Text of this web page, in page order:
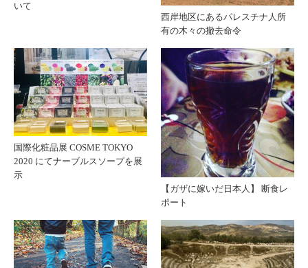
いて
西岸地区にあるパレスチナ人所
有の木々の撤去命令
国際化粧品展 COSME TOKYO
2020 にてナーブルスソープを展
示
【ガザに嫁いだ日本人】 断食レ
ポート